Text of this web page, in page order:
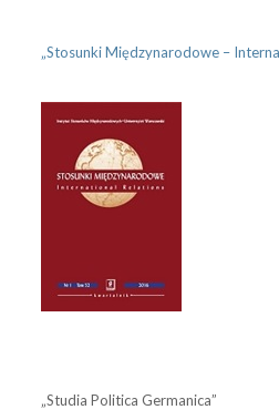
„Stosunki Międzynarodowe –
„Studia Politica Germanica”